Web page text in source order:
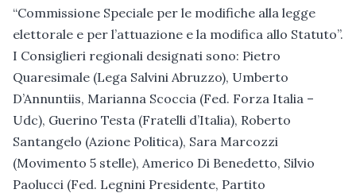
“Commissione Speciale per le modifiche alla legge
elettorale e per l’attuazione e la modifica allo Statuto”.
I Consiglieri regionali designati sono: Pietro
Quaresimale (Lega Salvini Abruzzo), Umberto
D’Annuntiis, Marianna Scoccia (Fed. Forza Italia –
Udc), Guerino Testa (Fratelli d’Italia), Roberto
Santangelo (Azione Politica), Sara Marcozzi
(Movimento 5 stelle), Americo Di Benedetto, Silvio
Paolucci (Fed. Legnini Presidente, Partito